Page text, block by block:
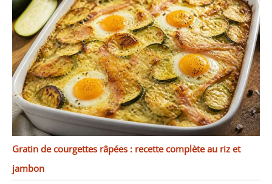
Gratin de courgettes râpées : recette complète au riz et
jambon